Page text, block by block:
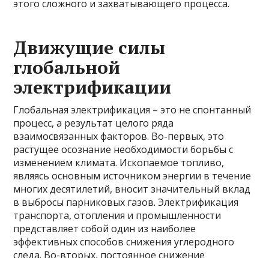
этого сложного и захватывающего процесса.
Движущие силы
глобальной
электрификации
Глобальная электрификация – это не спонтанный
процесс, а результат целого ряда
взаимосвязанных факторов. Во-первых, это
растущее осознание необходимости борьбы с
изменением климата. Ископаемое топливо,
являясь основным источником энергии в течение
многих десятилетий, вносит значительный вклад
в выбросы парниковых газов. Электрификация
транспорта, отопления и промышленности
представляет собой один из наиболее
эффективных способов снижения углеродного
следа. Во-вторых, постоянное снижение